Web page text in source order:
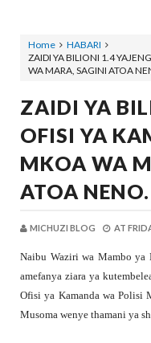
Home
HABARI
ZAIDI YA BILIONI 1.4
WA MARA, SAGINI ATOA
ZAIDI YA
OFISI YA
MKOA WA
ATOA NENO.
MICHUZI BLOG AT
Naibu Waziri wa Mambo ya
amefanya ziara ya
Ofisi ya Kamanda wa Polisi
Musoma wenye thamani ya